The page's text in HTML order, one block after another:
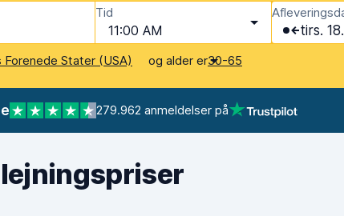
Tid
11:00 AM tirs.
Forenede Stater (USA) og alder er30-65
279.962 anmeldelser på